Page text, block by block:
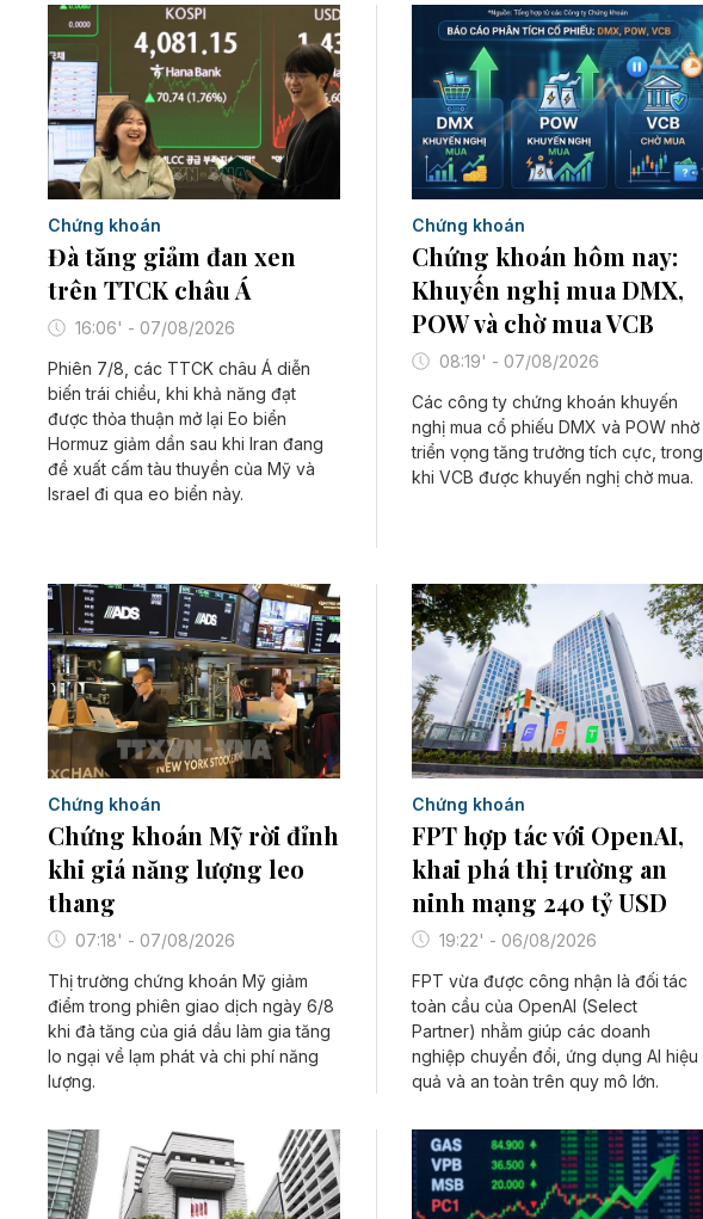
Chứng khoán
Đà tăng giảm đan xen
trên TTCK châu Á
16:06' - 07/08/2026
Phiên 7/8, các TTCK châu Á diễn
biến trái chiều, khi khả năng đạt
được thỏa thuận mở lại Eo biển
Hormuz giảm dần sau khi Iran đang
đề xuất cấm tàu thuyền của Mỹ và
Israel đi qua eo biển này.
Chứng khoán
Chứng khoán hôm nay:
Khuyến nghị mua DMX,
POW và chờ mua VCB
08:19' - 07/08/2026
Các công ty chứng khoán khuyến
nghị mua cổ phiếu DMX và POW nhờ
triển vọng tăng trưởng tích cực, trong
khi VCB được khuyến nghị chờ mua.
Chứng khoán
Chứng khoán Mỹ rời đỉnh
khi giá năng lượng leo
thang
07:18' - 07/08/2026
Thị trường chứng khoán Mỹ giảm
điểm trong phiên giao dịch ngày 6/8
khi đà tăng của giá dầu làm gia tăng
lo ngại về lạm phát và chi phí năng
lượng.
Chứng khoán
FPT hợp tác với OpenAI,
khai phá thị trường an
ninh mạng 240 tỷ USD
19:22' - 06/08/2026
FPT vừa được công nhận là đối tác
toàn cầu của OpenAI (Select
Partner) nhằm giúp các doanh
nghiệp chuyển đổi, ứng dụng AI hiệu
quả và an toàn trên quy mô lớn.